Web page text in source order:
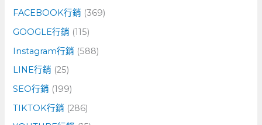
FACEBOOK行銷 (369)
GOOGLE行銷 (115)
Instagram行銷 (588)
LINE行銷 (25)
SEO行銷 (199)
TIKTOK行銷 (286)